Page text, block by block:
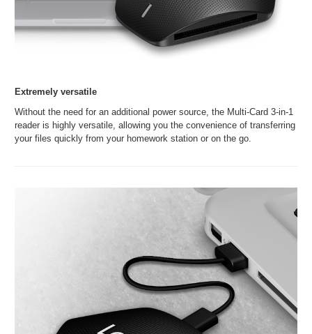
Extremely versatile
Without the need for an additional power source, the Multi-Card 3-in-1
reader is highly versatile, allowing you the convenience of transferring
your files quickly from your homework station or on the go.